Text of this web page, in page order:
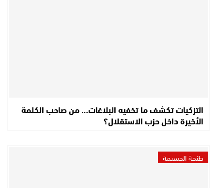
التزكيات تكشف ما تخفيه البلاغات… من صاحب الكلمة
الأخيرة داخل حزب الاستقلال؟
طنجة الحسيمة